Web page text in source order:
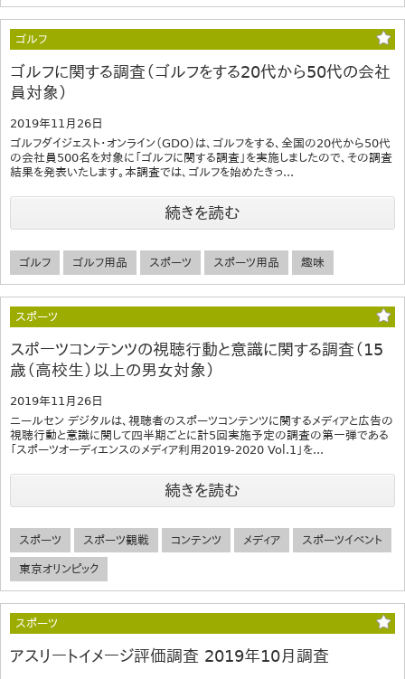
ゴルフ
ゴルフに関する調査（ゴルフをする20代から50代の会社
員対象）
2019年11月26日
ゴルフダイジェスト・オンライン（GDO）は、ゴルフをする、全国の20代から50代
の会社員500名を対象に「ゴルフに関する調査」を実施しましたので、その調査
結果を発表いたします。本調査では、ゴルフを始めたきっ...
続きを読む
ゴルフ ゴルフ用品 スポーツ スポーツ用品 趣味
スポーツ
スポーツコンテンツの視聴行動と意識に関する調査（15
歳（高校生）以上の男女対象）
2019年11月26日
ニールセン デジタルは、視聴者のスポーツコンテンツに関するメディアと広告の
視聴行動と意識に関して四半期ごとに計5回実施予定の調査の第一弾である
「スポーツオーディエンスのメディア利用2019-2020 Vol.1」を...
続きを読む
スポーツ スポーツ観戦 コンテンツ メディア スポーツイベント
東京オリンピック
スポーツ
アスリートイメージ評価調査 2019年10月調査